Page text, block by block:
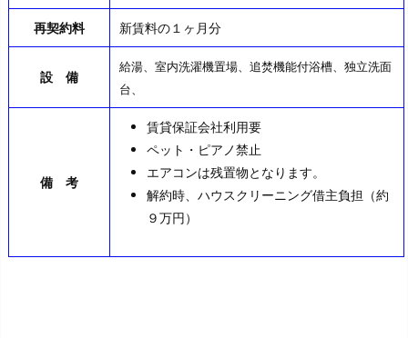
再契約料 新賃料の１ヶ月分
設 備
給湯、室内洗濯機置場、追焚機能付浴槽、独立洗面
台、
備 考
賃貸保証会社利用要
ペット・ピアノ禁止
エアコンは残置物となります。
解約時、ハウスクリーニング借主負担（約
９万円）